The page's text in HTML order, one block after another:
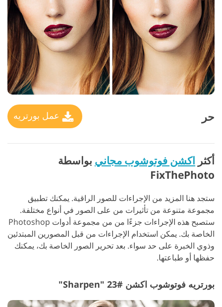
حر عمل بورتريه
أكثر اكشن فوتوشوب مجاني بواسطة
FixThePhoto
ستجد هنا المزيد من الإجراءات للصور الراقية. يمكنك تطبيق
مجموعة متنوعة من تأثيرات من على الصور في أنواع مختلفة.
ستصبح هذه الإجراءات جزءًا من من مجموعة أدوات Photoshop
الخاصة بك. يمكن استخدام الإجراءات من قبل المصورين المبتدئين
وذوي الخبرة على حد سواء. بعد تحرير الصور الخاصة بك، يمكنك
حفظها أو طباعتها.
بورتريه فوتوشوب اكشن #23 "Sharpen"